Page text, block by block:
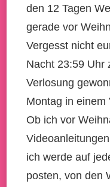
den 12 Tagen
gerade vor
Vergesst nicht
Nacht 23:59 Uhr
Verlosung
Montag in einem
Ob ich vor
ich werde auf
posten, von den